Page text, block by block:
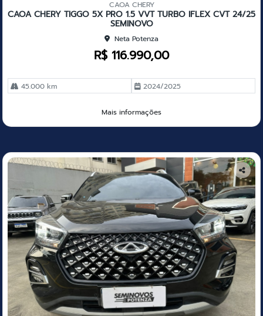
CAOA CHERY
CAOA CHERY TIGGO 5X PRO 1.5 VVT TURBO IFLEX CVT 24/25
SEMINOVO
Neta Potenza
R$ 116.990,00
45.000 km 2024/2025
Mais informações
Co
mp
arti
lhe